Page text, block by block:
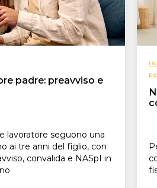
padre: preavviso e
lavoratore seguono una
ai tre anni del figlio, con
convalida e NASpI in